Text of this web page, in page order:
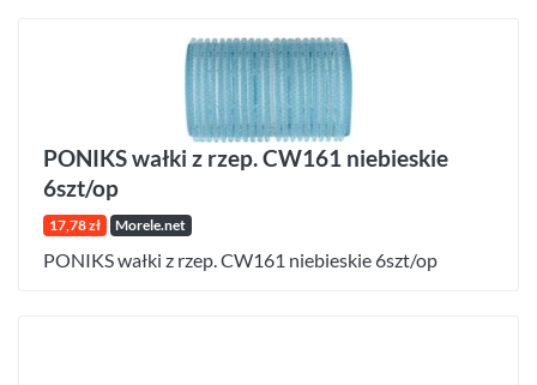
PONIKS wałki z rzep. CW161 niebieskie
6szt/op
17,78 zł Morele.net
PONIKS wałki z rzep. CW161 niebieskie 6szt/op